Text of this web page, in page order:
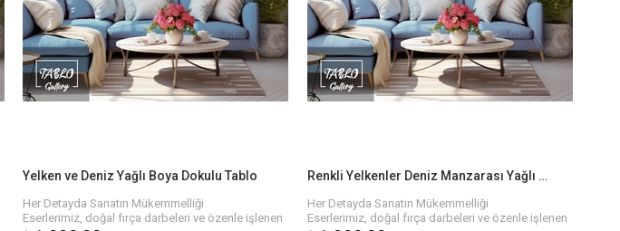
Hızlı ve Güvenli Teslimat
Eserlerinizi sadece bir tıkla satın alabilir, hızlı ve
güvenli teslimat ile en kısa sürede yeni tablonuzun
keyfini çıkarabilirsiniz. Her tablo özenle paketlenir
ve size ulaşmadan önce kalite kontrolünden
geçirilir.
Hızlı ve Güvenli Teslimat
Eserlerinizi sadece bir tıkla satın alabilir, hızlı ve
güvenli teslimat ile en kısa sürede yeni tablonuzun
keyfini çıkarabilirsiniz. Her tablo özenle paketlenir
ve size ulaşmadan önce kalite kontrolünden
geçirilir.
Yelken ve Deniz Yağlı Boya Dokulu Tablo
Her Detayda Sanatın Mükemmelliği
Eserlerimiz, doğal fırça darbeleri ve özenle işlenen
Renkli Yelkenler Deniz Manzarası Yağlı Boya Dokulu Tablo
Her Detayda Sanatın Mükemmelliği
Eserlerimiz, doğal fırça darbeleri ve özenle işlenen